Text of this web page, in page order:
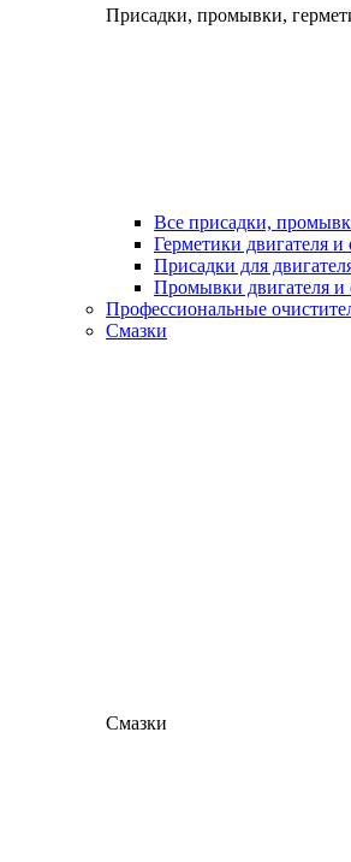
Присадки, промывки,
Все присадки,
Герметики двигателя
Присадки для
Промывки двигателя и
Профессиональные
Смазки
Смазки